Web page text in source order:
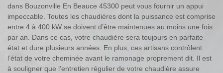
dans Bouzonville En Beauce 45300 peut vous fournir un appui
impeccable. Toutes les chaudières dont la puissance est comprise
entre 4 à 400 kW se doivent d’être maintenues au moins une fois
par an. Dans ce cas, votre chaudière sera toujours en parfaite
état et dure plusieurs années. En plus, ces artisans contrôlent
l’état de votre cheminée avant le ramonage proprement dit. Il est
à souligner que l’entretien régulier de votre chaudière assure